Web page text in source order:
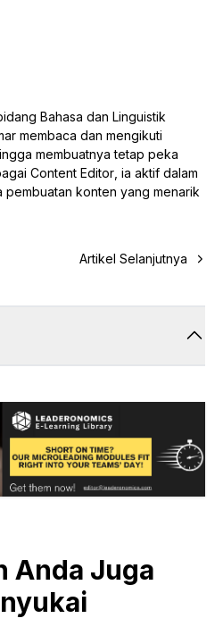
Bahasa dan Linguistik
membaca dan mengikuti
membuatnya tetap peka
Content Editor , ia aktif dalam
konten yang menarik
Artikel Selanjutnya
Anda Juga